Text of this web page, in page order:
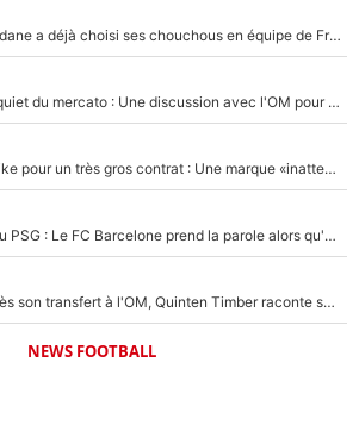
Olise, Doué, Cherki… Zidane a déjà choisi ses chouchous en équipe de France ? L’IA annonce des surprises sans Kylian Mbappé !
Amine Gouiri est très inquiet du mercato : Une discussion avec l'OM pour acter son transfert !
Kylian Mbappé lâche Nike pour un très gros contrat : Une marque «inattendue» va frapper très fort
Ferran Torres a dit oui au PSG : Le FC Barcelone prend la parole alors qu'un transfert de l'attaquant espagnol prend forme
En plein cauchemar après son transfert à l'OM, Quinten Timber raconte ses doutes après sa signature à Marseille
NEWS FOOTBALL